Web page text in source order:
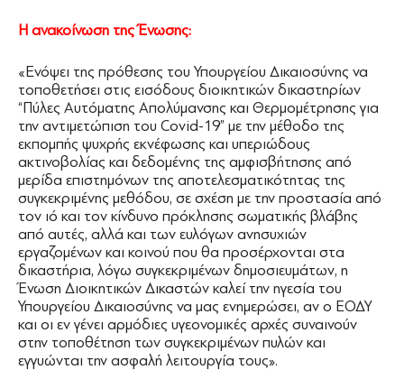
Η ανακοίνωση της Ένωσης:
«Ενόψει της πρόθεσης του Υπουργείου Δικαιοσύνης να
τοποθετήσει στις εισόδους διοικητικών δικαστηρίων
“Πύλες Αυτόματης Απολύμανσης και Θερμομέτρησης για
την αντιμετώπιση του Covid-19” με την μέθοδο της
εκπομπής ψυχρής εκνέφωσης και υπεριώδους
ακτινοβολίας και δεδομένης της αμφισβήτησης από
μερίδα επιστημόνων της αποτελεσματικότητας της
συγκεκριμένης μεθόδου, σε σχέση με την προστασία από
τον ιό και τον κίνδυνο πρόκλησης σωματικής βλάβης
από αυτές, αλλά και των ευλόγων ανησυχιών
εργαζομένων και κοινού που θα προσέρχονται στα
δικαστήρια, λόγω συγκεκριμένων δημοσιευμάτων, η
Ένωση Διοικητικών Δικαστών καλεί την ηγεσία του
Υπουργείου Δικαιοσύνης να μας ενημερώσει, αν ο ΕΟΔΥ
και οι εν γένει αρμόδιες υγεονομικές αρχές συναινούν
στην τοποθέτηση των συγκεκριμένων πυλών και
εγγυώνται την ασφαλή λειτουργία τους».